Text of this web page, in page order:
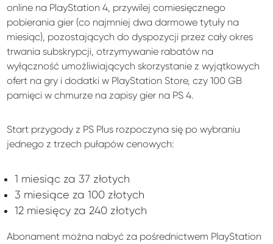
online na PlayStation 4, przywilej comiesięcznego
pobierania gier (co najmniej dwa darmowe tytuły na
miesiąc), pozostających do dyspozycji przez cały okres
trwania subskrypcji, otrzymywanie rabatów na
wyłączność umożliwiających skorzystanie z wyjątkowych
ofert na gry i dodatki w PlayStation Store, czy 100 GB
pamięci w chmurze na zapisy gier na PS 4.
Start przygody z PS Plus rozpoczyna się po wybraniu
jednego z trzech pułapów cenowych:
1 miesiąc za 37 złotych
3 miesiące za 100 złotych
12 miesięcy za 240 złotych
Abonament można nabyć za pośrednictwem PlayStation